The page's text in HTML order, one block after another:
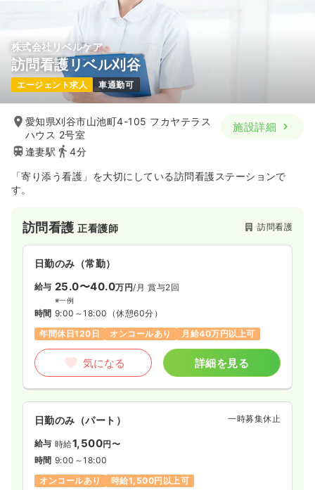
株式会社リベルケア
訪問看護リベル刈谷
エージェント求人 車通勤可
愛知県刈谷市山池町4-105 フカヤテラス
ハウス 2号室
逢妻駅
4分
施設詳細
「寄り添う看護」を大切にしている訪問看護ステーションで
す。
訪問看護正看護師 訪問看護
日勤のみ（常勤）
給与 25.0〜40.0万円/月 賞与2回
※一例
時間 9:00～18:00 （休憩60分）
年間休日120日
オンコールあり 月給40万円以上可
気になる 詳細を見る
日勤のみ（パート） 一時募集休止
給与 時給1,500円〜
時間 9:00～18:00
オンコールあり
時給1,500円以上可